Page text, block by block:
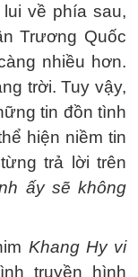
về phía sau,
Trương Quốc
nhiều hơn.
trời. Tuy vậy,
tin đồn tình
hiện niềm tin
trả lời trên
ấy sẽ không
Khang Hy vi
truyền hình